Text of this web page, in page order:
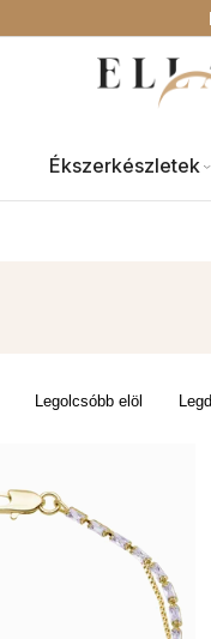
Ékszerkészletek
Legolcsóbb elöl